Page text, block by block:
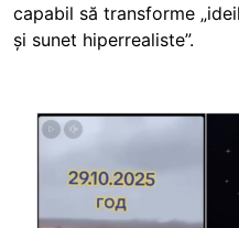
capabil să transforme
și sunet hiperrealiste”.
Image